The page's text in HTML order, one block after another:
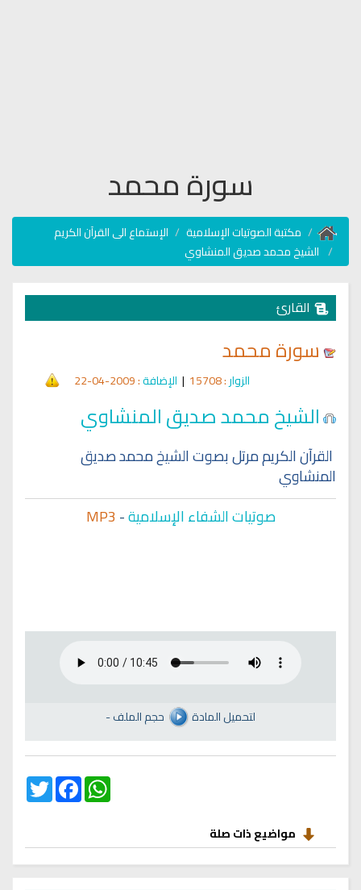
سورة محمد
مكتبة الصوتيات الإسلامية
الإستماع الى القرآن الكريم
الشيخ محمد صديق المنشاوي
القارئ
سورة محمد
الزوار: 15708
| الإضافة: 2009-04-22
الشيخ محمد صديق المنشاوي
القرآن الكريم مرتل بصوت الشيخ محمد صديق
المنشاوي
صوتيات الشفاء الإسلامية-
MP3
- لتحميل المادة حجم الملف
Twitter
FacebookWhatsApp
مواضيع ذات صلة